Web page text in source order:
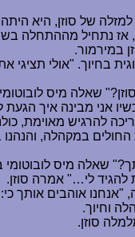
למזלה של סוזן, היא
אז נתחיל מההתחלה
במירמור.
בחיוך. "אולי
שאלה מיס
אני מבינה איך הגעת
להרגיש מאוימת,
במקהלה, והנהנו
שאלה מיס לובוטומי
לי…" אמרה סוזן.
"אנחנו אוהבים אותך
וחיוך.
סוזן.